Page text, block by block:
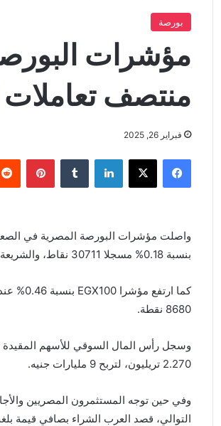
بورصة
مؤشرات
منتصف تعاملات
فبراير 26, 2025
فيسبوك X لينكدإن
بنسبة 0.18% مسجلا 30711 نقاط، والشريعة الإسلامية بنسبة 0.36% عند مستوى 3274 نقطة.
8680 نقطة.
2.270 تريليون، لتربح 9 مليارات جنيه.
التوالي، قصد العرب الشراء بصافي قيمة بلغت 345 مليون